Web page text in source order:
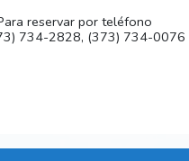
reservar por teléfono
734-2828, (373) 734-0076